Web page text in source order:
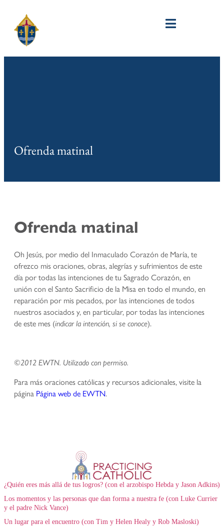
Ofrenda matinal
Ofrenda matinal
Oh Jesús, por medio del Inmaculado Corazón de María, te
ofrezco mis oraciones, obras, alegrías y sufrimientos de este
día por todas las intenciones de tu Sagrado Corazón, en
unión con el Santo Sacrificio de la Misa en todo el mundo, en
reparación por mis pecados, por las intenciones de todos
nuestros asociados y, en particular, por todas las intenciones
de este mes (indicar la intención, si se conoce).
©2012 EWTN. Utilizado con permiso.
Para más oraciones católicas y recursos adicionales, visite la
página Página web de EWTN.
¿Quién eres más allá de tus logros? (con el arzobispo Hebda y Jason Adkins)
Los momentos y las personas que dan forma a nuestra fe (con Luke Currier
y el padre Nick Vance)
Un lugar para el encuentro (con Tim y Helen Healy y Rob Masloski)